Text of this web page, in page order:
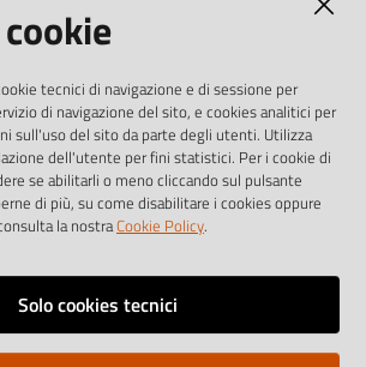
sono riutilizzabili solo alle condizioni
comunitaria 2003/98/CE e dal d.lgs.
tecnici di navigazione e di sessione per
di navigazione del sito, e cookies analitici per
sull'uso del sito da parte degli utenti. Utilizza
dell'utente per fini statistici. Per i cookie di
se abilitarli o meno cliccando sul pulsante
di più, su come disabilitare i cookies oppure
la nostraCookie Policy.
Solo cookies tecnici